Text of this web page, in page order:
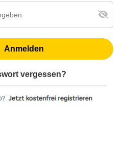
Anmelden
vergessen?